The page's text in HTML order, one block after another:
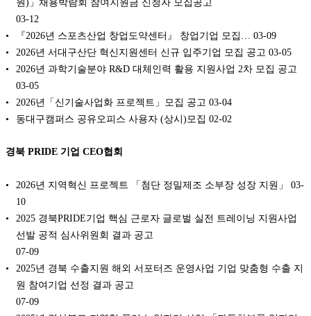
03-12
『2026년 스포츠산업 창업도약센터』 창업기업 모집…
03-09
2026년 서대구산단 혁신지원센터 신규 입주기업 모집 공고 03-05
2026년 과학기술분야 R&D 대체인력 활용 지원사업 2차 모집 공고
03-05
2026년「신기술사업화 프로젝트」모집 공고 03-04
동대구캠퍼스 공유오피스 사용자 (상시)모집 02-02
경북 PRIDE 기업 CEO협회
2026년 지역혁신 프로젝트 「첨단 정밀제조 소부장 성장 지원」
03-
10
2025 경북PRIDE기업 핵심 근로자 글로벌 실전 트레이닝 지원사업
선발 공적 심사위원회 결과 공고
07-09
2025년 경북 수출지원 해외 서포터즈 운영사업 기업 맞춤형 수출 지
원 참여기업 선정 결과 공고
07-09